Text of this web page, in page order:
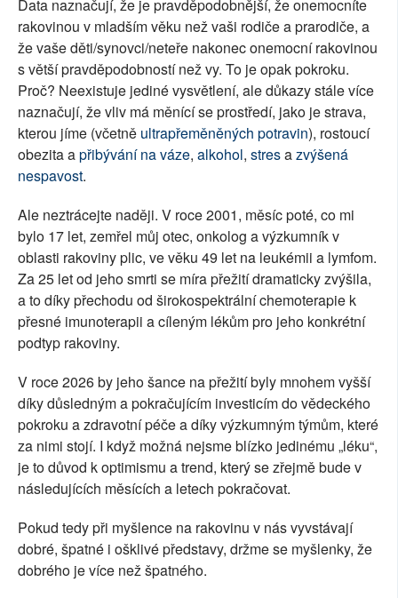
Data naznačují, že je pravděpodobnější, že onemocníte
rakovinou v mladším věku než vaši rodiče a prarodiče, a
že vaše děti/synovci/neteře nakonec onemocní rakovinou
s větší pravděpodobností než vy. To je opak pokroku.
Proč? Neexistuje jediné vysvětlení, ale důkazy stále více
naznačují, že vliv má měnící se prostředí, jako je strava,
kterou jíme (včetně ultrapřeměněných potravin), rostoucí
obezita apřibývání na váze, alkohol, stresazvýšená
nespavost.
Ale neztrácejte naději. V roce 2001, měsíc poté, co mi
bylo 17 let, zemřel můj otec, onkolog a výzkumník v
oblasti rakoviny plic, ve věku 49 let na leukémii a lymfom.
Za 25 let od jeho smrti se míra přežití dramaticky zvýšila,
a to díky přechodu od širokospektrální chemoterapie k
přesné imunoterapii a cíleným lékům pro jeho konkrétní
podtyp rakoviny.
V roce 2026 by jeho šance na přežití byly mnohem vyšší
díky důsledným a pokračujícím investicím do vědeckého
pokroku a zdravotní péče a díky výzkumným týmům, které
za nimi stojí. I když možná nejsme blízko jedinému „léku“,
je to důvod k optimismu a trend, který se zřejmě bude v
následujících měsících a letech pokračovat.
Pokud tedy při myšlence na rakovinu v nás vyvstávají
dobré, špatné i ošklivé představy, držme se myšlenky, že
dobrého je více než špatného.